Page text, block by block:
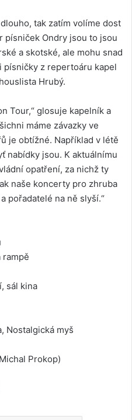
tak zatím volíme dost
písniček Ondry jsou to jsou
a skotské, ale mohu snad
z repertoáru kapel
Hrubý.
Tour,“ glosuje kapelník a
máme závazky ve
je obtížné. Například v létě
nabídky jsou. K aktuálnímu
opatření, za nichž ty
naše koncerty pro zhruba
pořadatelé na ně slyší.“
rampě
sál kina
Nostalgická myš
Prokop)